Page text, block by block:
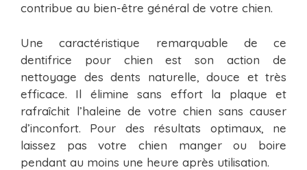
contribue au bien-être général de votre chien.
Une caractéristique remarquable de ce
dentifrice pour chien est son action de
nettoyage des dents naturelle, douce et très
efficace. Il élimine sans effort la plaque et
rafraîchit l’haleine de votre chien sans causer
d’inconfort. Pour des résultats optimaux, ne
laissez pas votre chien manger ou boire
pendant au moins une heure après utilisation.